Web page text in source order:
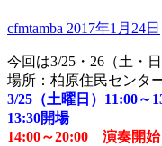
cfmtamba 2017年1月24日
今回は3/25・26（土・
場所：柏原住民センタ
3/25（土曜日）11:00～
13:30開場
14:00～20:00 演奏開